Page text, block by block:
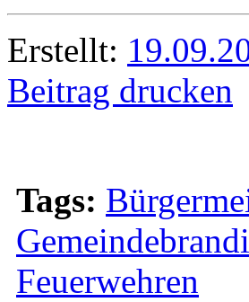
Erstellt:
Beitrag drucken
Tags:
Feuerwehren